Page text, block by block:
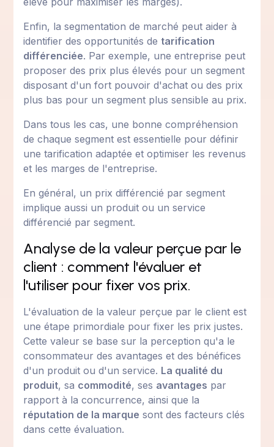
Enfin, la segmentation de marché peut aider à
identifier des opportunités de tarification
différenciée. Par exemple, une entreprise peut
proposer des prix plus élevés pour un segment
disposant d'un fort pouvoir d'achat ou des prix
plus bas pour un segment plus sensible au prix.
Dans tous les cas, une bonne compréhension
de chaque segment est essentielle pour définir
une tarification adaptée et optimiser les revenus
et les marges de l'entreprise.
En général, un prix différencié par segment
implique aussi un produit ou un service
différencié par segment.
Analyse de la valeur perçue par le
client : comment l'évaluer et
l'utiliser pour fixer vos prix.
L'évaluation de la valeur perçue par le client est
une étape primordiale pour fixer les prix justes.
Cette valeur se base sur la perception qu'a le
consommateur des avantages et des bénéfices
d'un produit ou d'un service. La qualité du
produit, sa commodité, ses avantages par
rapport à la concurrence, ainsi que la
réputation de la marque sont des facteurs clés
dans cette évaluation.